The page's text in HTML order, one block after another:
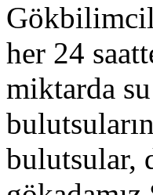
her 24
miktarda
bulutsular,